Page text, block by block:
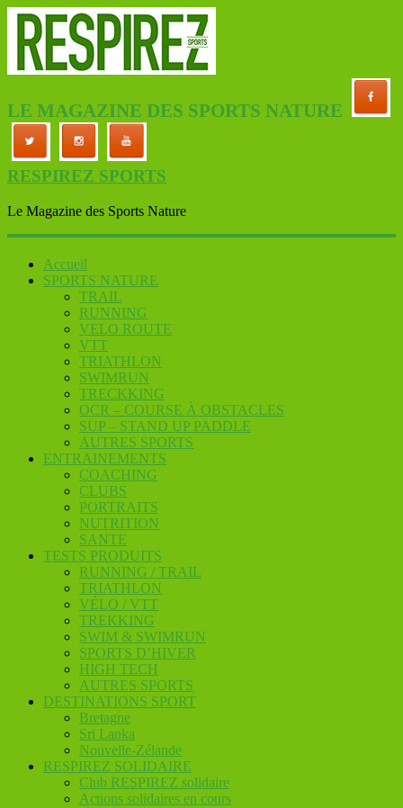
LE MAGAZINE DES SPORTS NATURE
RESPIREZ SPORTS
Le Magazine des Sports Nature
Accueil
SPORTS NATURE
TRAIL
RUNNING
VELO ROUTE
VTT
TRIATHLON
SWIMRUN
TRECKKING
OCR – COURSE À OBSTACLES
SUP – STAND UP PADDLE
AUTRES SPORTS
ENTRAINEMENTS
COACHING
CLUBS
PORTRAITS
NUTRITION
SANTE
TESTS PRODUITS
RUNNING / TRAIL
TRIATHLON
VÉLO / VTT
TREKKING
SWIM & SWIMRUN
SPORTS D’HIVER
HIGH TECH
AUTRES SPORTS
DESTINATIONS SPORT
Bretagne
Sri Lanka
Nouvelle-Zélande
RESPIREZ SOLIDAIRE
Club RESPIREZ solidaire
Actions solidaires en cours